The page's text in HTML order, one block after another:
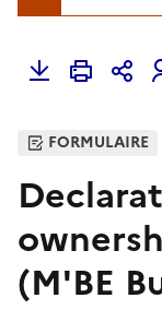
FORMULAIRE
(M'BE